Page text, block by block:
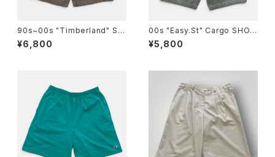
90s~00s "Timberland" ST
RATHAM ISSUE Cargo Shor
ts ティンバーランド ストラサム
¥6,800
00s "Easy.St" Cargo SHOR
TS カーゴ ショートパンツ [36]
¥5,800